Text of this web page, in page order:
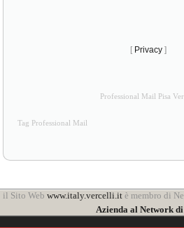
[ Privacy ]
Professional Mail Pisa
Tag Professional Mail
il Sito Web www.italy.vercelli.it è membro di
Azienda al Network